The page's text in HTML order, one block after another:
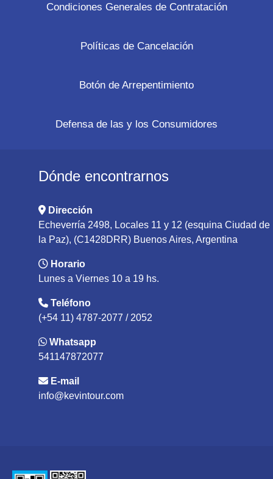
Condiciones Generales de Contratación
Políticas de Cancelación
Botón de Arrepentimiento
Defensa de las y los Consumidores
Dónde encontrarnos
Dirección
Echeverría 2498, Locales 11 y 12 (esquina Ciudad de
la Paz), (C1428DRR) Buenos Aires, Argentina
Horario
Lunes a Viernes 10 a 19 hs.
Teléfono
(+54 11) 4787-2077 / 2052
Whatsapp
541147872077
E-mail
info@kevintour.com